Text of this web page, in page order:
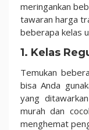
meringankan
tawaran harga
beberapa kelas
1. Kelas
Temukan
bisa Anda
yang
murah dan
menghemat